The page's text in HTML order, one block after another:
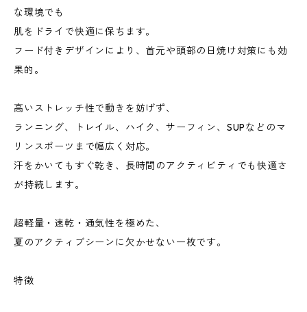
な環境でも
肌をドライで快適に保ちます。
フード付きデザインにより、首元や頭部の日焼け対策にも効
果的。
高いストレッチ性で動きを妨げず、
ランニング、トレイル、ハイク、サーフィン、SUPなどのマ
リンスポーツまで幅広く対応。
汗をかいてもすぐ乾き、長時間のアクティビティでも快適さ
が持続します。
超軽量・速乾・通気性を極めた、
夏のアクティブシーンに欠かせない一枚です。
特徴